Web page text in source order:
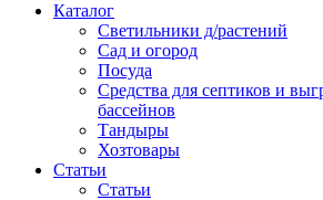
Каталог
Светильники д/растений
Сад и огород
Посуда
Средства для септиков и
бассейнов
Тандыры
Хозтовары
Статьи
Статьи